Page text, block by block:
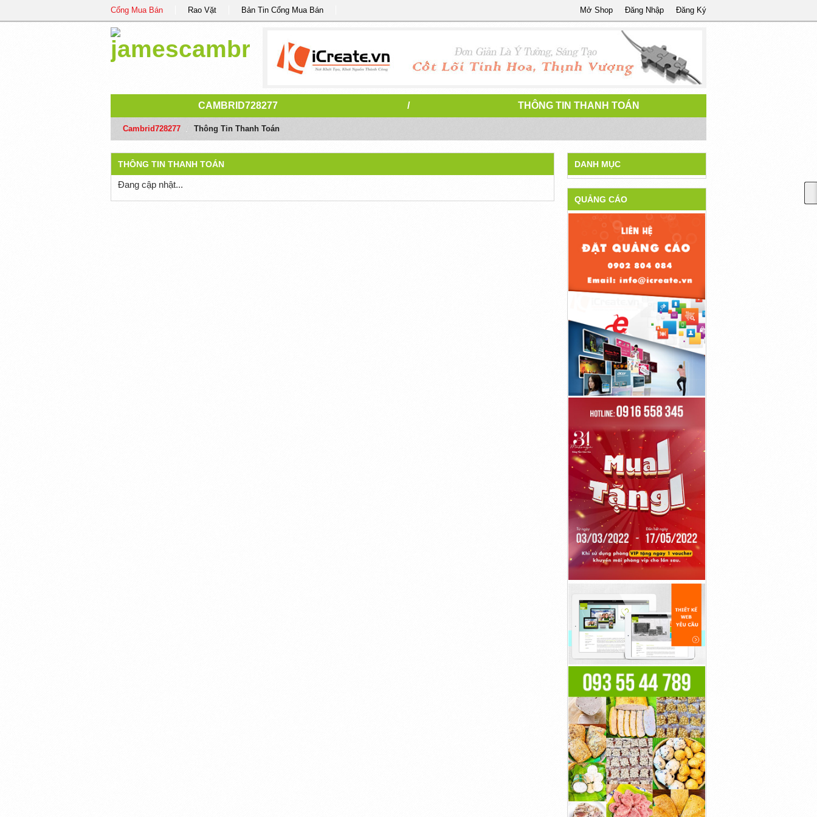
Cổng Mua Bán Rao Vặt Bản Tin Cổng Mua Bán Đăng Ký
Đăng Nhập
Mở Shop
CAMBRID728277 / THÔNG TIN THANH TOÁN
Cambrid728277 Thông Tin Thanh Toán
THÔNG TIN THANH TOÁN
Đang cập nhật...
DANH MỤC
QUẢNG CÁO